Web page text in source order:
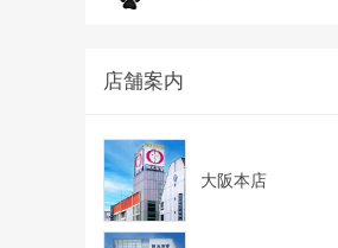
店舗案内
大阪本店